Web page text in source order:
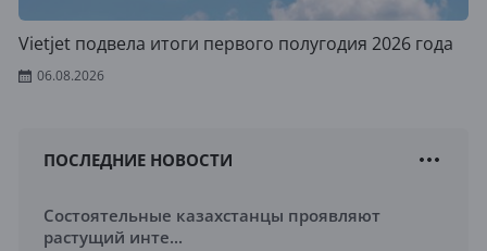
Vietjet подвела итоги первого полугодия 2026 года
06.08.2026
ПОСЛЕДНИЕ НОВОСТИ
Состоятельные казахстанцы проявляют
растущий инте...